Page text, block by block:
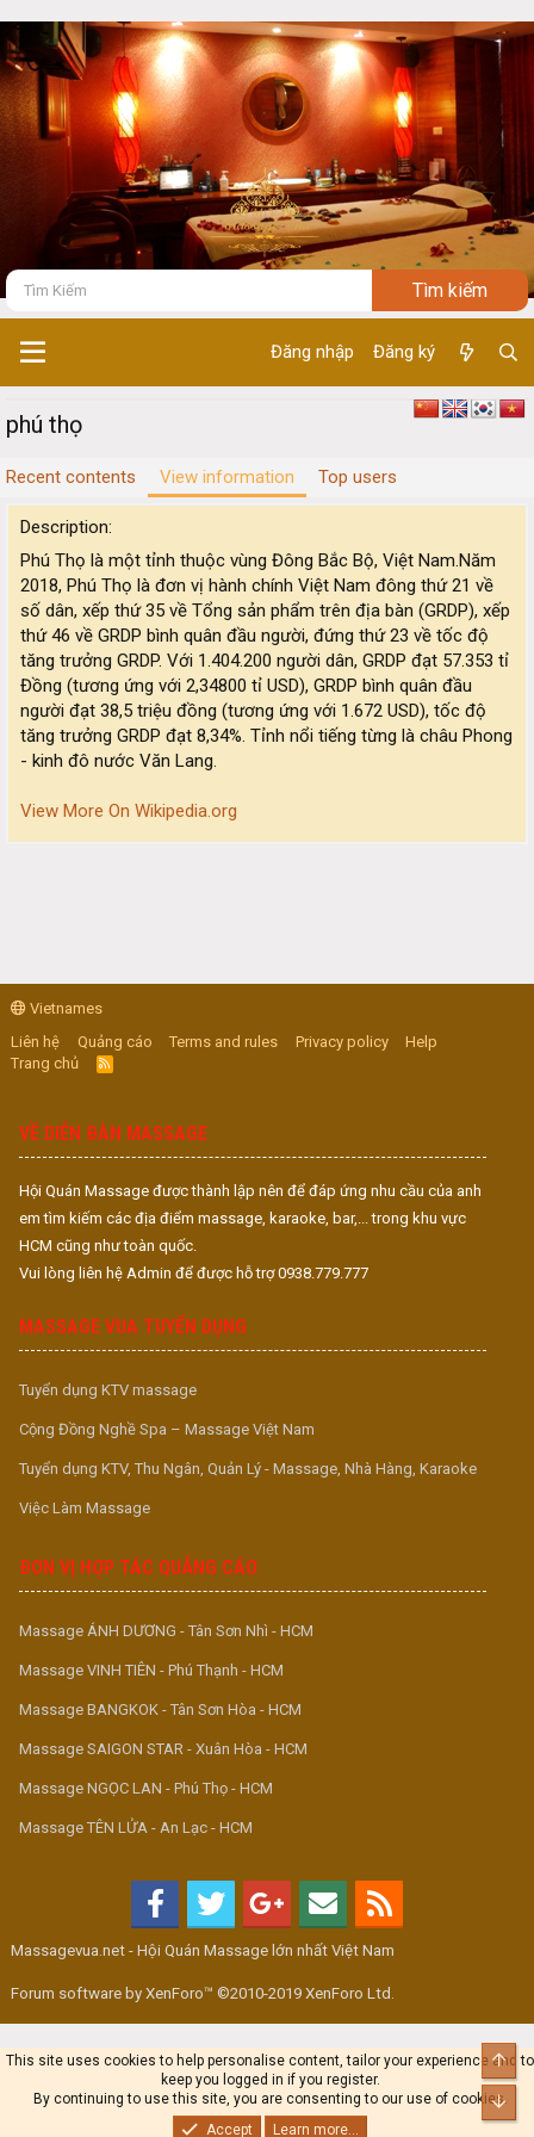
Đăng nhập Đăng ký
phú thọ
Recent contents View information Top users
Description
Phú Thọ là một tỉnh thuộc vùng Đông Bắc Bộ, Việt Nam.Năm
2018, Phú Thọ là đơn vị hành chính Việt Nam đông thứ 21 về
số dân, xếp thứ 35 về Tổng sản phẩm trên địa bàn (GRDP), xếp
thứ 46 về GRDP bình quân đầu người, đứng thứ 23 về tốc độ
tăng trưởng GRDP. Với 1.404.200 người dân, GRDP đạt 57.353 tỉ
Đồng (tương ứng với 2,34800 tỉ USD), GRDP bình quân đầu
người đạt 38,5 triệu đồng (tương ứng với 1.672 USD), tốc độ
tăng trưởng GRDP đạt 8,34%. Tỉnh nổi tiếng từng là châu Phong
- kinh đô nước Văn Lang.
View More On Wikipedia.org
Vietnames
Liên hệ
Quảng cáo Terms and rules Privacy policy
Help
Trang chủ
R
S
VỀ DIỄN ĐÀN MASSAGE
Hội Quán Massage được thành lập nên để đáp ứng nhu cầu của anh
em tìm kiếm các địa điểm massage, karaoke, bar,... trong khu vực
HCM cũng như toàn quốc.
Vui lòng liên hệ Admin để được hỗ trợ 0938.779.777
MASSAGE VUA TUYỂN DỤNG
Tuyển dụng KTV massage
Cộng Đồng Nghề Spa – Massage Việt Nam
Tuyển dụng KTV, Thu Ngân, Quản Lý - Massage, Nhà Hàng, Karaoke
Việc Làm Massage
ĐƠN VỊ HỢP TÁC QUẢNG CÁO
Massage ÁNH DƯƠNG - Tân Sơn Nhì - HCM
Massage VINH TIÊN - Phú Thạnh - HCM
Massage BANGKOK - Tân Sơn Hòa - HCM
Massage SAIGON STAR - Xuân Hòa - HCM
Massage NGỌC LAN - Phú Thọ - HCM
Massage TÊN LỬA - An Lạc - HCM
Massagevua.net - Hội Quán Massage lớn nhất Việt Nam
Forum software by XenForo™ ©2010-2019 XenForo Ltd.
This site uses cookies to help personalise content, tailor your experience and to
keep you logged in if you register.
By continuing to use this site, you are consenting to our use of cookies.
Accept
Learn more...
Top